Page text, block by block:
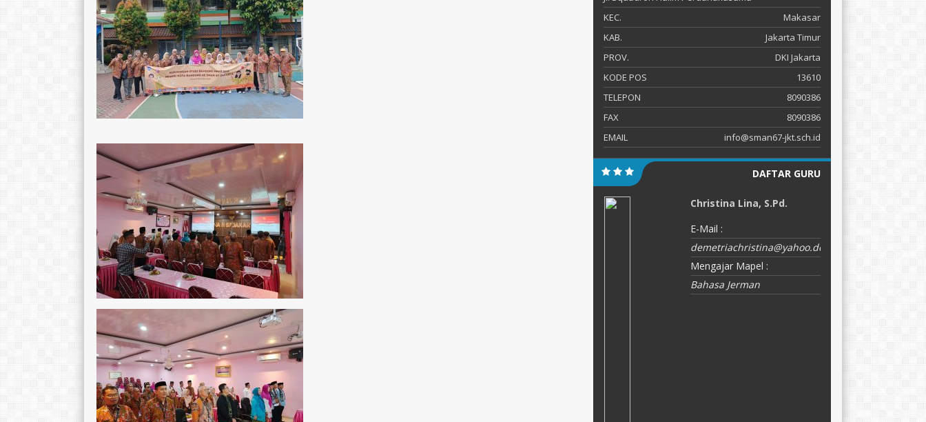
KEC.
Makasar
KAB.
Jakarta Timur
PROV.
DKI Jakarta
KODE POS
13610
TELEPON
8090386
FAX
8090386
EMAIL
info@sman67-jkt.sch.id
DAFTAR GURU
Hilya Fatimah, S.Pd., M.Pd.
E-Mail :
Mengajar Mapel :
Pendidikan Agama Islam
Christina Lina, S.Pd.
E-Mail :
demetriachristina@yahoo.de
Mengajar Mapel :
Bahasa Jerman